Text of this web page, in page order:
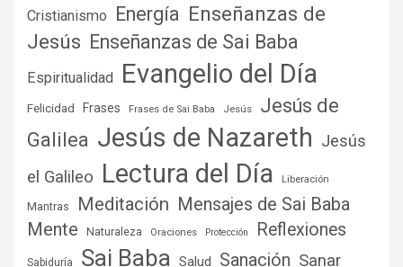
Cristianismo Energía Enseñanzas de
Jesús Enseñanzas de Sai Baba
Espiritualidad Evangelio del Día
Felicidad Frases Frases de Sai Baba Jesús
Jesús de
Galilea Jesús de Nazareth Jesús
el Galileo Lectura del Día Liberación
Mantras Meditación Mensajes de Sai Baba
Mente
Naturaleza Oraciones Protección Reflexiones
Sabiduría Sai Baba Salud Sanación Sanar